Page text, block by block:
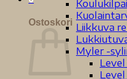
Ostoskori Liikkuva
Myler -
Level
Level